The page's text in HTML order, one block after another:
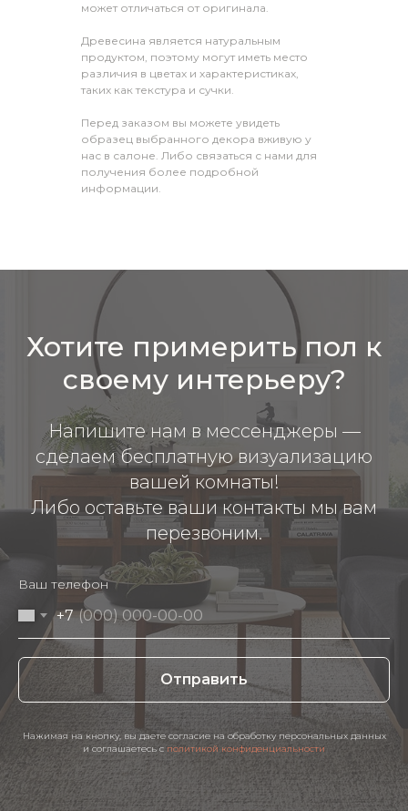
может отличаться от оригинала.
Древесина является натуральным
продуктом, поэтому могут иметь место
различия в цветах и характеристиках,
таких как текстура и сучки.
Перед заказом вы можете увидеть
образец выбранного декора вживую у
нас в салоне. Либо связаться с нами для
получения более подробной
информации.
Хотите примерить пол к
своему интерьеру?
Напишите нам в мессенджеры —
сделаем бесплатную визуализацию
вашей комнаты!
Либо оставьте ваши контакты мы вам
перезвоним.
Ваш телефон
+7
Отправить
Нажимая на кнопку, вы даете согласие на обработку персональных данных
и соглашаетесь c политикой конфиденциальности